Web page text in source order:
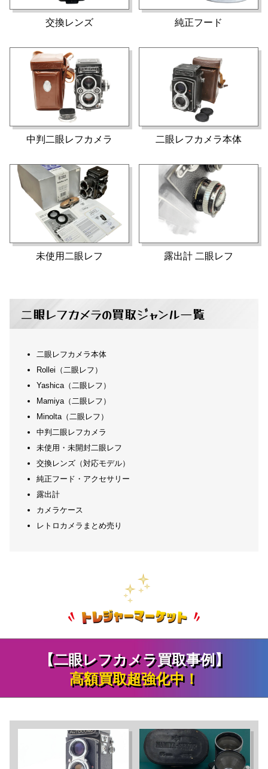
交換レンズ 純正フード
中判二眼レフカメラ 二眼レフカメラ本体
未使用二眼レフ 露出計 二眼レフ
二眼レフカメラの買取ジャンル一覧
二眼レフカメラ本体
Rollei（二眼レフ）
Yashica（二眼レフ）
Mamiya（二眼レフ）
Minolta（二眼レフ）
中判二眼レフカメラ
未使用・未開封二眼レフ
交換レンズ（対応モデル）
純正フード・アクセサリー
露出計
カメラケース
レトロカメラまとめ売り
【二眼レフカメラ買取事例】
高額買取超強化中！